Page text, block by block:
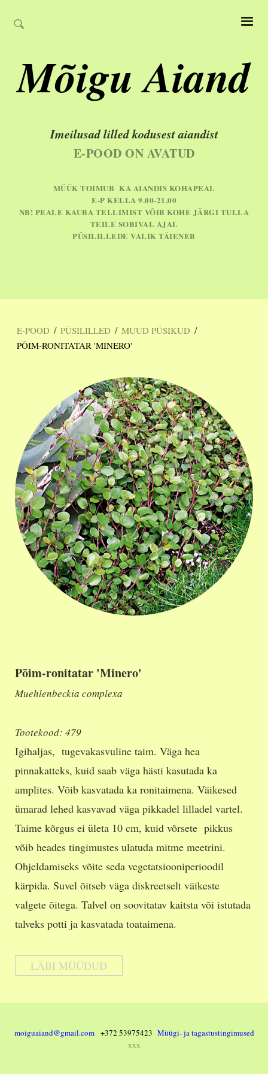
Mõigu Aiand
Imeilusad lilled kodusest aiandist
E-POOD ON AVATUD
MÜÜK TOIMUB KA AIANDIS KOHAPEAL
E-P KELLA 9.00-21.00
NB! PEALE KAUBA TELLIMIST VÕIB KOHE JÄRGI TULLA
TEILE SOBIVAL AJAL
PÜSILILLEDE VALIK TÄIENEB
E-POOD / PÜSILILLED / MUUD PÜSIKUD /
PÕIM-RONITATAR 'MINERO'
Põim-ronitatar 'Minero'
Muehlenbeckia complexa
Tootekood: 479
Igihaljas, tugevakasvuline taim. Väga hea
pinnakatteks, kuid saab väga hästi kasutada ka
amplites. Võib kasvatada ka ronitaimena. Väikesed
ümarad lehed kasvavad väga pikkadel lilladel vartel.
Taime kõrgus ei ületa 10 cm, kuid võrsete pikkus
võib heades tingimustes ulatuda mitme meetrini.
Ohjeldamiseks võite seda vegetatsiooniperioodil
kärpida. Suvel õitseb väga diskreetselt väikeste
valgete õitega. Talvel on soovitatav kaitsta või istutada
talveks potti ja kasvatada toataimena.
LÄBI MÜÜDUD
moiguaiand@gmail.com +372 53975423 Müügi- ja tagastustingimused
xxx